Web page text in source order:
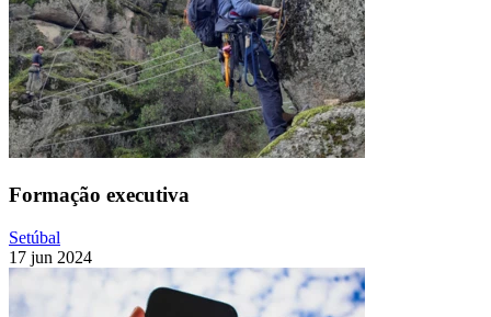
Formação executiva
Setúbal
17 jun 2024